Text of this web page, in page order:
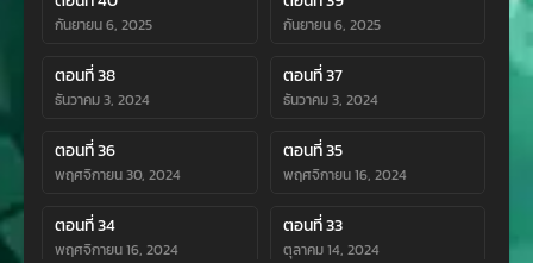
กันยายน 6, 2025 กันยายน 6, 2025
ตอนที่ 38
ธันวาคม 3, 2024
ตอนที่ 37
ธันวาคม 3, 2024
ตอนที่ 36
พฤศจิกายน 30, 2024
ตอนที่ 35
พฤศจิกายน 16, 2024
ตอนที่ 34
พฤศจิกายน 16, 2024
ตอนที่ 33
ตุลาคม 14, 2024